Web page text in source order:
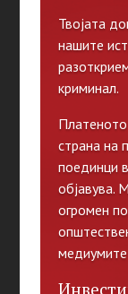
Твојата
нашите
криминал.
страна на
поединци
објавува.
огромен
медиумите